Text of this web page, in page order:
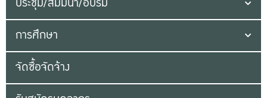
การศึกษา
จัดซื้อจัดจ้าง